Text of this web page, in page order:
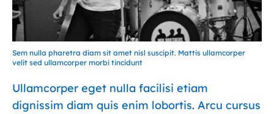
Sem nulla pharetra diam sit amet nisl suscipit. Mattis ullamcorper
velit sed ullamcorper morbi tincidunt
Ullamcorper eget nulla facilisi etiam
dignissim diam quis enim lobortis. Arcu cursus